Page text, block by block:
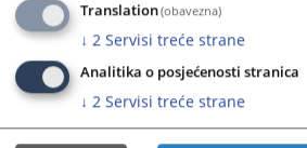
Uputstvo o primjeni Pravilnika o
postupanje po predmetima u
Translation(obavezna)
↓ 2 Servisi treće strane
Analitika o posjećenosti stranica
↓ 2 Servisi treće strane